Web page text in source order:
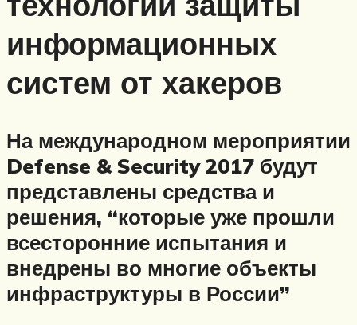
информационных
систем от хакеров
На международном мероприятии
Defense & Security 2017 будут
представлены средства и
решения, “которые уже прошли
всесторонние испытания и
внедрены во многие объекты
инфраструктуры в России”